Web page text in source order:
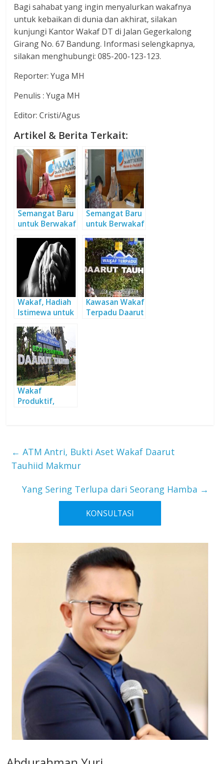
Bagi sahabat yang ingin menyalurkan wakafnya
untuk kebaikan di dunia dan akhirat, silakan
kunjungi Kantor Wakaf DT di Jalan Gegerkalong
Girang No. 67 Bandung. Informasi selengkapnya,
silakan menghubungi: 085-200-123-123.
Reporter: Yuga MH
Penulis : Yuga MH
Editor: Cristi/Agus
Artikel & Berita Terkait:
Semangat Baru
untuk Berwakaf
Semangat Baru
untuk Berwakaf
Wakaf, Hadiah
Istimewa untuk
Kawasan Wakaf
Terpadu Daarut
Wakaf
Produktif,
← ATM Antri, Bukti Aset Wakaf Daarut
Tauhiid Makmur
Yang Sering Terlupa dari Seorang Hamba →
KONSULTASI